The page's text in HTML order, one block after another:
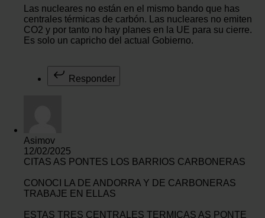
Las nucleares no están en el mismo bando que has
centrales térmicas de carbón. Las nucleares no emiten
CO2 y por tanto no hay planes en la UE para su cierre.
Es solo un capricho del actual Gobierno.
Responder
Asimov
12/02/2025
CITAS AS PONTES LOS BARRIOS CARBONERAS
CONOCI LA DE ANDORRA Y DE CARBONERAS
TRABAJE EN ELLAS
ESTAS TRES CENTRALES TERMICAS AS PONTE